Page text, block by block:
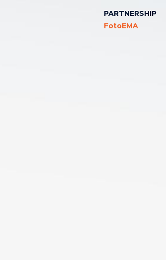
PARTNERSHIP
FotoEMA